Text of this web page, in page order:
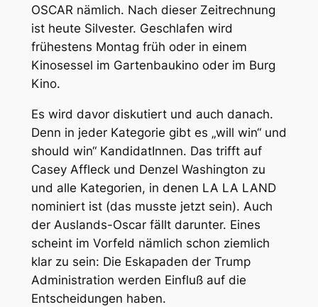
OSCAR nämlich. Nach dieser Zeitrechnung
ist heute Silvester. Geschlafen wird
frühestens Montag früh oder in einem
Kinosessel im Gartenbaukino oder im Burg
Kino.
Es wird davor diskutiert und auch danach.
Denn in jeder Kategorie gibt es „will win“ und
should win“ KandidatInnen. Das trifft auf
Casey Affleck und Denzel Washington zu
und alle Kategorien, in denen LA LA LAND
nominiert ist (das musste jetzt sein). Auch
der Auslands-Oscar fällt darunter. Eines
scheint im Vorfeld nämlich schon ziemlich
klar zu sein: Die Eskapaden der Trump
Administration werden Einfluß auf die
Entscheidungen haben.